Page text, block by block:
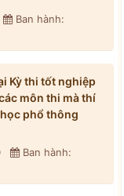
Ban hành:
Kỳ thi tốt nghiệp
môn thi mà thí
phổ thông
Ban hành: